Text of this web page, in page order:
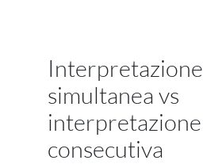
Interpretazione
simultanea vs
interpretazione
consecutiva